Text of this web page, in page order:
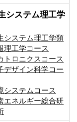
システム理工学
システム理工学類
理工学コース
トロニクスコース
デザイン科学コー
システムコース
エネルギー総合研